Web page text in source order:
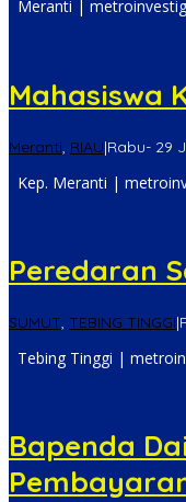
Meranti |
Mahasiswa
Meranti RIAU|Rabu- 29
Kep. Meranti |
Peredaran
SUMUT, TEBING TINGGI|
Tebing Tinggi |
Bapenda